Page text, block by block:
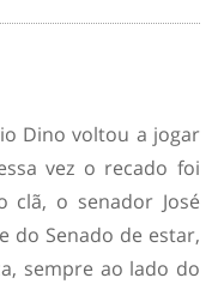
Dino voltou a jogar
vez o recado foi
clã, o senador José
do Senado de estar,
sempre ao lado do